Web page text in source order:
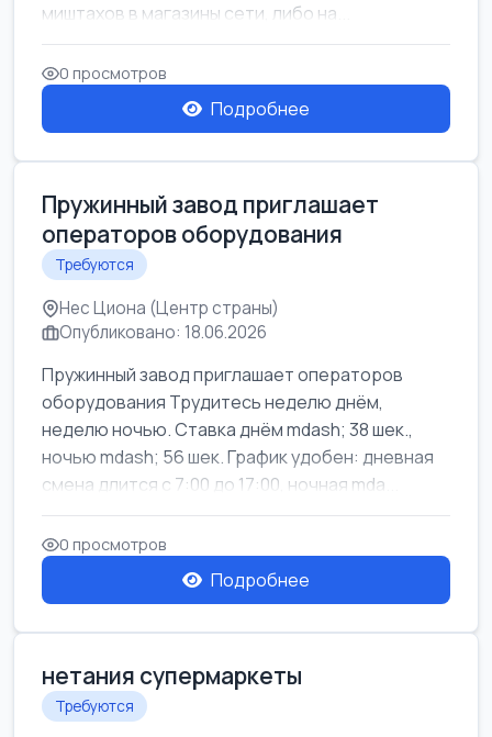
миштахов в магазины сети, либо на...
0 просмотров
Подробнее
Пружинный завод приглашает
операторов оборудования
Требуются
Нес Циона (Центр страны)
Опубликовано: 18.06.2026
Пружинный завод приглашает операторов
оборудования Трудитесь неделю днём,
неделю ночью. Ставка днём mdash; 38 шек.,
ночью mdash; 56 шек. График удобен: дневная
смена длится с 7:00 до 17:00, ночная mda...
0 просмотров
Подробнее
нетания супермаркеты
Требуются